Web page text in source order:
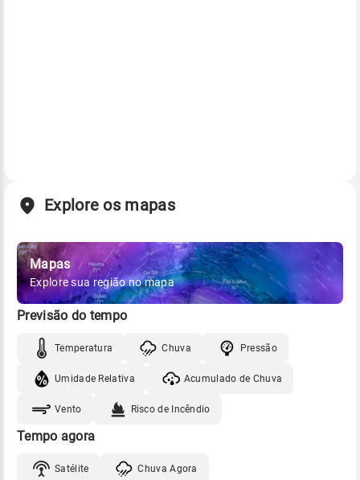
Explore os mapas
Mapas
Explore sua região no mapa
Previsão do tempo
Temperatura Chuva Pressão
Umidade Relativa Acumulado de Chuva
Vento Risco de Incêndio
Tempo agora
Satélite Chuva Agora